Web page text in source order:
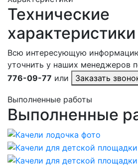
Технические
характеристики
Всю интересующую
уточнить у наших менеджеров
776-09-77 или Заказать
Выполненные работы
Выполненные